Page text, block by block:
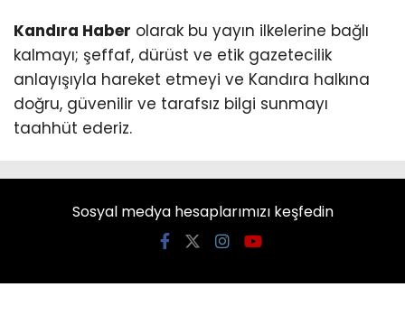
Kandıra Haber olarak bu yayın ilkelerine bağlı
kalmayı; şeffaf, dürüst ve etik gazetecilik
anlayışıyla hareket etmeyi ve Kandıra halkına
doğru, güvenilir ve tarafsız bilgi sunmayı
taahhüt ederiz.
Sosyal medya hesaplarımızı keşfedin